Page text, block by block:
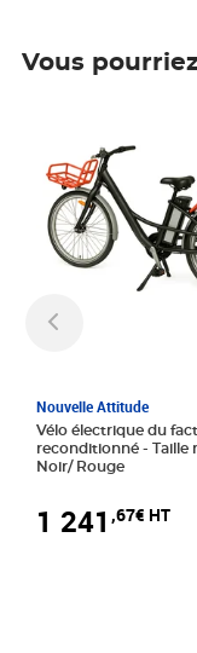
Vous
Nouvelle Attitude
Vélo électrique du
reconditionné - Taille normale -
Noir/ Rouge
1 241 ,67€ HT